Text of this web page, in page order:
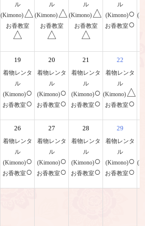
ル
(Kimono) △
お香教室
△
ル
(Kimono) △
お香教室
△
ル
(Kimono) △
お香教室
△
ル
(Kimono)○
お香教室○
19
着物レンタ
ル
(Kimono)○
お香教室○
20
着物レンタ
ル
(Kimono)○
お香教室○
21
着物レンタ
ル
(Kimono)○
お香教室○
22
着物レンタ
ル
(Kimono) △
お香教室○
26
着物レンタ
ル
(Kimono)○
お香教室○
27
着物レンタ
ル
(Kimono)○
お香教室○
28
着物レンタ
ル
(Kimono)○
お香教室○
29
着物レンタ
ル
(Kimono)○
お香教室○